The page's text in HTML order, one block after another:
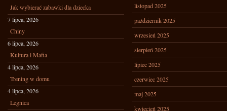
Jak wybierać zabawki dla dziecka
7 lipca, 2026
Chiny
6 lipca, 2026
Kultura i Mafia
4 lipca, 2026
Trening w domu
4 lipca, 2026
Legnica
listopad 2025
październik 2025
wrzesień 2025
sierpień 2025
lipiec 2025
czerwiec 2025
maj 2025
kwiecień 2025